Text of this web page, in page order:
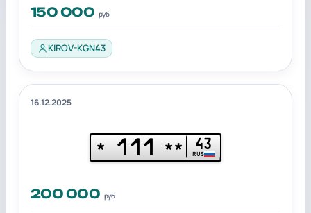
150 000 руб
KIROV-KGN43
16.12.2025
* 111 ** 43
RUS
200 000 руб